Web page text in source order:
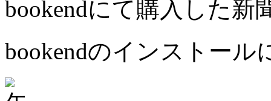
bookendにて購入した新
bookendのインストール